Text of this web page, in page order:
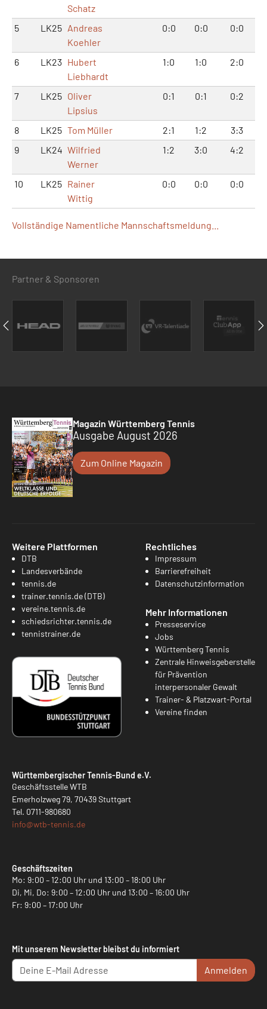
Schatz
5 LK25 Andreas
Koehler
0:0 0:0 0:0
6 LK23 Hubert
Liebhardt
1:0 1:0 2:0
7 LK25 Oliver
Lipsius
0:1 0:1 0:2
8 LK25 Tom Müller 2:1 1:2
3:3
9
LK24 Wilfried
Werner
1:2 3:0 4:2
10 LK25 Rainer
Wittig
0:0 0:0 0:0
Vollständige Namentliche Mannschaftsmeldung...
Partner & Sponsoren
Magazin Württemberg Tennis
Ausgabe August 2026
Zum Online Magazin
Weitere Plattformen
DTB
Landesverbände
tennis.de
trainer.tennis.de (DTB)
vereine.tennis.de
schiedsrichter.tennis.de
tennistrainer.de
Rechtliches
Impressum
Barrierefreiheit
Datenschutzinformation
Mehr Informationen
Presseservice
Jobs
Württemberg Tennis
Zentrale Hinweisgeberstelle
für Prävention
interpersonaler Gewalt
Trainer- & Platzwart-Portal
Vereine finden
Württembergischer Tennis-Bund e.V.
Geschäftsstelle WTB
Emerholzweg 79, 70439 Stuttgart
Tel. 0711-980680
info@wtb-tennis.de
Geschäftszeiten
Mo: 9:00 – 12:00 Uhr und 13:00 – 18:00 Uhr
Di, Mi, Do: 9:00 – 12:00 Uhr und 13:00 – 16:00 Uhr
Fr: 9:00 – 17:00 Uhr
Mit unserem Newsletter bleibst du informiert
Anmelden